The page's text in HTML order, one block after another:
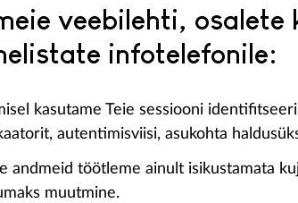
veebilehti,
infotelefonile:
kasutame Teie sessiooni
autentimisviisi, asukohta
andmeid töötleme ainult isikustamata
muutmine.